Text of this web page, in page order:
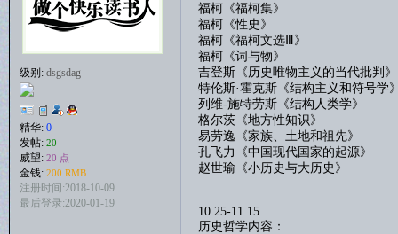
级别: dsgsdag
精华: 0
发帖: 20
威望: 20 点
金钱: 200 RMB
注册时间:2018-10-09
最后登录:2020-01-19
福柯《福柯集》
福柯《性史》
福柯《福柯文选Ⅲ》
福柯《词与物》
吉登斯《历史唯物主义的当代批判》
特伦斯·霍克斯《结构主义和符号学
列维-施特劳斯《结构人类学》
格尔茨《地方性知识》
易劳逸《家族、土地和祖先》
孔飞力《中国现代国家的起源》
赵世瑜《小历史与大历史》
10.25-11.15
历史哲学内容：